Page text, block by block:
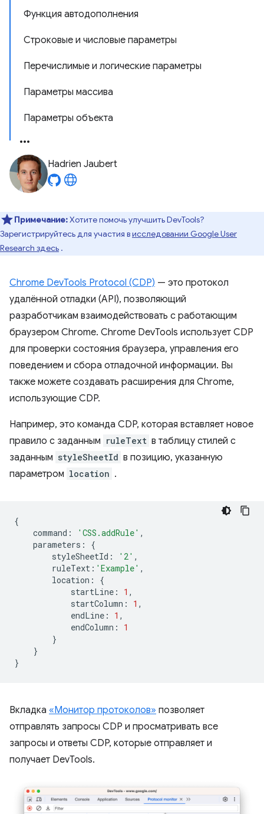
Функция автодополнения
Строковые и числовые параметры
Перечислимые и логические параметры
Параметры массива
Параметры объекта
Hadrien Jaubert
Примечание:Хотите помочь улучшить DevTools?
Зарегистрируйтесь для участия висследовании Google User
Research здесь .
Chrome DevTools Protocol (CDP) — это протокол
удалённой отладки (API), позволяющий
разработчикам взаимодействовать с работающим
браузером Chrome. Chrome DevTools использует CDP
для проверки состояния браузера, управления его
поведением и сбора отладочной информации. Вы
также можете создавать расширения для Chrome,
использующие CDP.
Например, это команда CDP, которая вставляет новое
правило с заданным ruleText в таблицу стилей с
заданным styleSheetId в позицию, указанную
параметром location .
{
command : 'CSS.addRule' ,
parameters :
{
styleSheetId : '2' ,
ruleText : 'Example' ,
location :
{
startLine : 1 ,
startColumn : 1 ,
endLine : 1 ,
endColumn :
1
}
}
}
Вкладка «Монитор протоколов» позволяет
отправлять запросы CDP и просматривать все
запросы и ответы CDP, которые отправляет и
получает DevTools.